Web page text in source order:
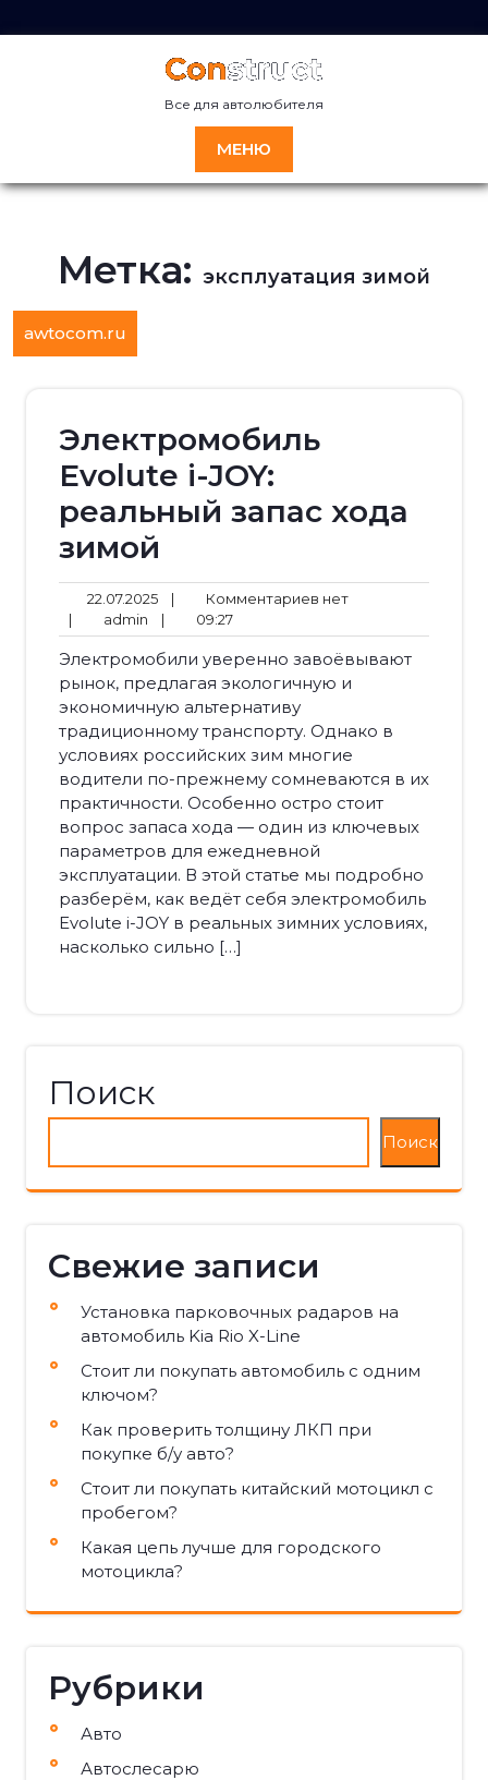
к
Все для автолюбителя
МЕНЮ
Метка: эксплуатация зимой
awtocom.ru
Электромобиль
Evolute i-JOY:
реальный запас хода
зимой
22.07.202522.07.2025
| Комментариев нетКомментариев
| admin admin
| 09:2709:27
Электромобили уверенно завоёвывают
рынок, предлагая экологичную и
экономичную альтернативу
традиционному транспорту. Однако в
условиях российских зим многие
водители по-прежнему сомневаются в их
практичности. Особенно остро стоит
вопрос запаса хода — один из ключевых
параметров для ежедневной
эксплуатации. В этой статье мы подробно
разберём, как ведёт себя электромобиль
Evolute i-JOY в реальных зимних условиях,
насколько сильно […]
Поиск
Поиск
Свежие записи
Установка парковочных радаров на
автомобиль Kia Rio X-Line
Стоит ли покупать автомобиль с одним
ключом?
Как проверить толщину ЛКП при
покупке б/у авто?
Стоит ли покупать китайский мотоцикл с
пробегом?
Какая цепь лучше для городского
мотоцикла?
Рубрики
Авто
Автослесарю